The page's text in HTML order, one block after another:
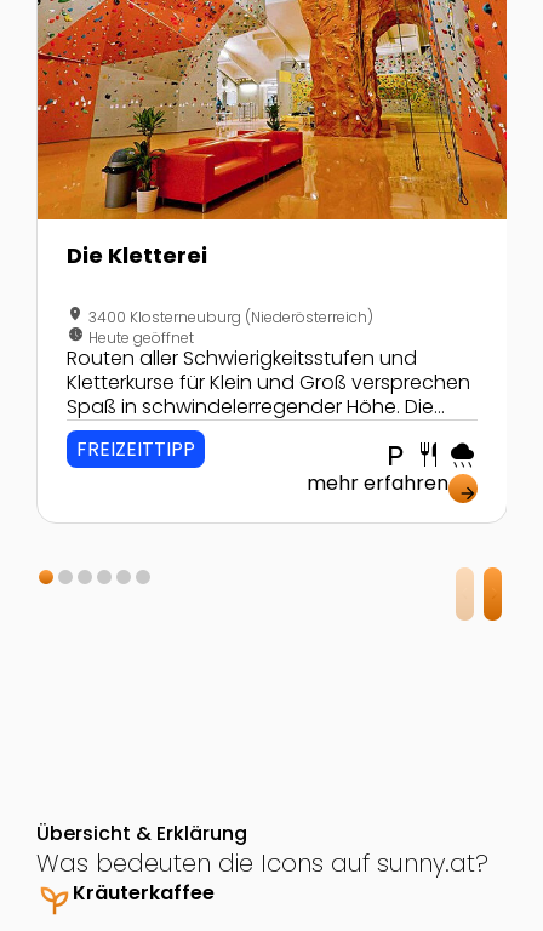
Die Kletterei
location_on 3400 Klosterneuburg (Niederösterreich)
nest_clock_farsight_analog Heute geöffnet
Routen aller Schwierigkeitsstufen und
Kletterkurse für Klein und Groß versprechen
Spaß in schwindelerregender Höhe. Die
Kletterei in Klosterneuburg verfügt über
1200m² Kletterfläche.
FREIZEITTIPP local_parking restaurant rainy
mehr erfahren arrow_forward
Übersicht & Erklärung
Was bedeuten die Icons auf sunny.at?
psychiatryKräuterkaffee